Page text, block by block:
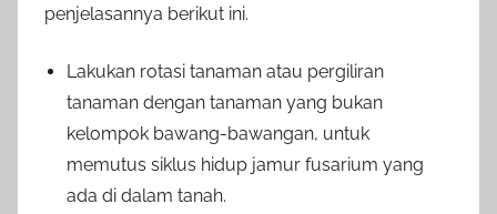
penjelasannya berikut ini.
Lakukan rotasi tanaman atau pergiliran
tanaman dengan tanaman yang bukan
kelompok bawang-bawangan, untuk
memutus siklus hidup jamur fusarium yang
ada di dalam tanah.